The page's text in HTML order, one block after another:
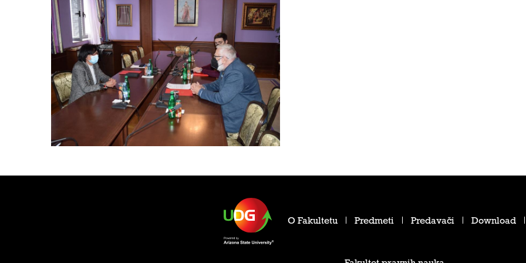
View Large
O Fakultetu Predmeti Predavači Download